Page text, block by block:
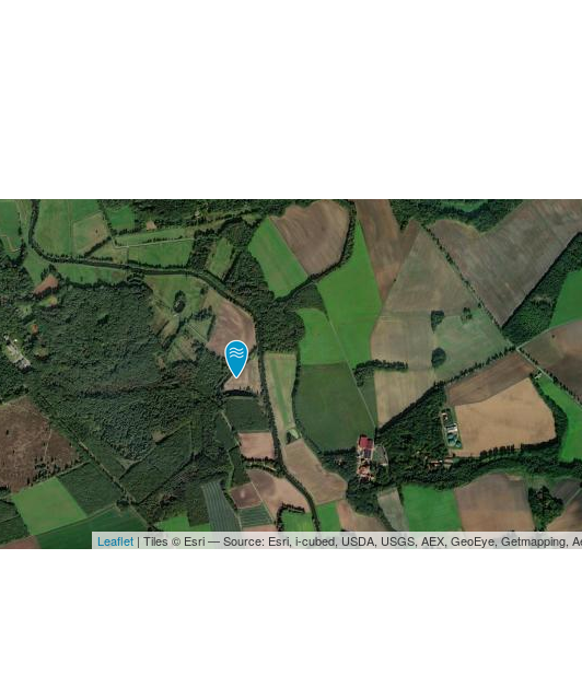
Leaflet | Tiles © Esri — Source: Esri, i-cubed, USDA, USGS, AEX, GeoEye, Getmapping,